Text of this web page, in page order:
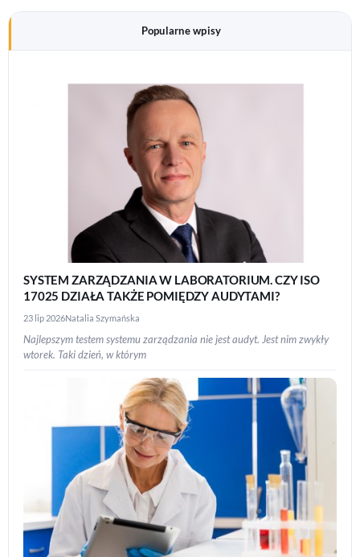
Popularne wpisy
SYSTEM ZARZĄDZANIA W LABORATORIUM. CZY ISO
17025 DZIAŁA TAKŻE POMIĘDZY AUDYTAMI?
23 lip 2026Natalia Szymańska
Najlepszym testem systemu zarządzania nie jest audyt. Jest nim zwykły
wtorek. Taki dzień, w którym